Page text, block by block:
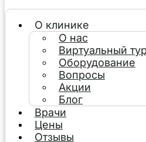
О клинике
О нас
Виртуальный тур
Оборудование
Вопросы
Акции
Блог
Врачи
Цены
Отзывы